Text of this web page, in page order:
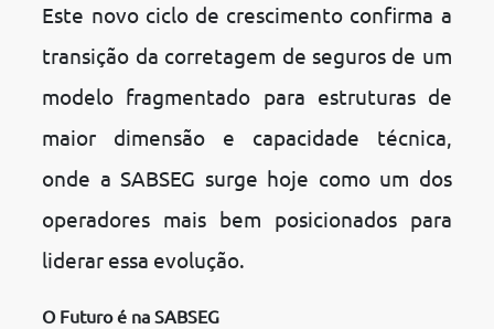
Este novo ciclo de crescimento confirma a
transição da corretagem de seguros de um
modelo fragmentado para estruturas de
maior dimensão e capacidade técnica,
onde a SABSEG surge hoje como um dos
operadores mais bem posicionados para
liderar essa evolução.
O Futuro é na SABSEG